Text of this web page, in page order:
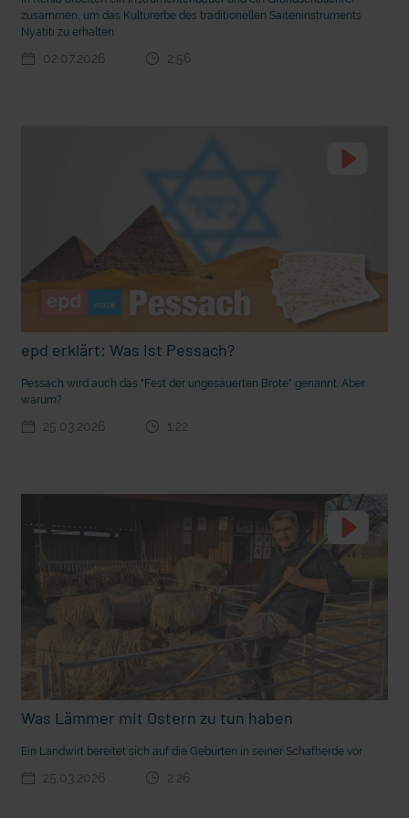
Ein Bauernhof als Klassenzimmer
Ostern erleben wie vor 2000 Jahren in Jerusalem
deutsche Sprache? Vorhang auf für Kinderzirkus Giovanni
zusammen, um das Kulturerbe des traditionellen Saiteninstruments
Nyatiti zu erhalten
02.07.2026 2:56
epd erklärt: Was ist Pessach?
Pessach wird auch das "Fest der ungesäuerten Brote" genannt. Aber
warum?
25.03.2026 1:22
Was Lämmer mit Ostern zu tun haben
Ein Landwirt bereitet sich auf die Geburten in seiner Schafherde vor
25.03.2026 2:26